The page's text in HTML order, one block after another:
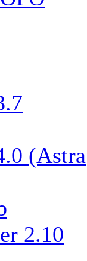
(Astra
2.10